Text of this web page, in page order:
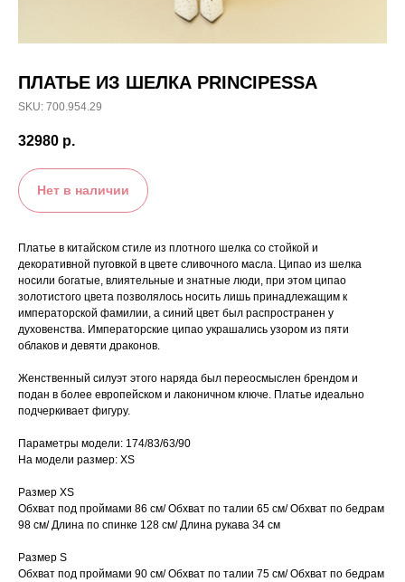
ПЛАТЬЕ ИЗ ШЕЛКА PRINCIPESSA
SKU: 700.954.29
32980 р.
Нет в наличии
Платье в китайском стиле из плотного шелка со стойкой и
декоративной пуговкой в цвете сливочного масла. Ципао из шелка
носили богатые, влиятельные и знатные люди, при этом ципао
золотистого цвета позволялось носить лишь принадлежащим к
императорской фамилии, а синий цвет был распространен у
духовенства. Императорские ципао украшались узором из пяти
облаков и девяти драконов.
Женственный силуэт этого наряда был переосмыслен брендом и
подан в более европейском и лаконичном ключе. Платье идеально
подчеркивает фигуру.
Параметры модели: 174/83/63/90
На модели размер: XS
Размер XS
Обхват под проймами 86 см/ Обхват по талии 65 см/ Обхват по бедрам
98 см/ Длина по спинке 128 см/ Длина рукава 34 см
Размер S
Обхват под проймами 90 см/ Обхват по талии 75 см/ Обхват по бедрам
ДАРИМ БОНУС 2 000₽ ЗА ПОДПИСКУ НА EMAIL РАССЫЛКИ
Подпишитесь на нашу рассылку, чтобы получать полезные
письма о новинках и акциях